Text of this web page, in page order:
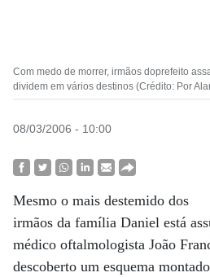
Com medo de morrer, irmãos doprefeito
dividem em vários destinos (Crédito: Por
08/03/2006 - 10:00
Mesmo o mais destemido dos
irmãos da família Daniel está
médico oftalmologista João
descoberto um esquema